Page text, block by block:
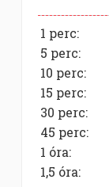
1 perc:
5 perc:
10 perc:
15 perc:
30 perc:
45 perc:
1 óra:
1,5 óra: